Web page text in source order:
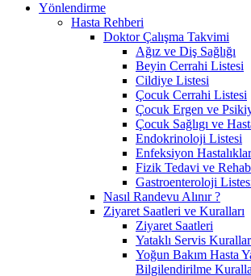
Yönlendirme
Hasta Rehberi
Doktor Çalışma Takvimi
Ağız ve Diş Sağlığı
Beyin Cerrahi Listesi
Cildiye Listesi
Çocuk Cerrahi Listesi
Çocuk Ergen ve
Çocuk Sağlıgı ve
Endokrinoloji Listesi
Enfeksiyon
Fizik Tedavi ve
Gastroenteroloji
Nasıl Randevu Alınır ?
Ziyaret Saatleri ve Kuralları
Ziyaret Saatleri
Yataklı Servis
Yoğun Bakım Hasta
Bilgilendirilme